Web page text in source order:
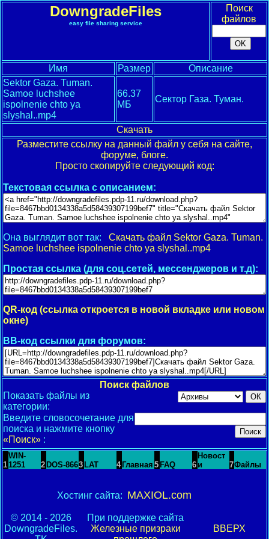
DowngradeFiles
easy file sharing service
Поиск
файлов
Имя Размер
Описание
Sektor Gaza. Tuman.
Samoe luchshee
ispolnenie chto ya
slyshal..mp4
66.37
МБ
Сектор Газа. Туман.
Скачать
Разместите ссылку на данный файл у себя на сайте,
форуме, блоге.
Просто скопируйте следующий код:
Текстовая ссылка с описанием:
Она выглядит вот так: Скачать файл Sektor Gaza. Tuman.
Samoe luchshee ispolnenie chto ya slyshal..mp4
Простая ссылка (для соц.сетей, мессенджеров и т.д):
QR-код (ссылка откроется в новой вкладке или новом
окне)
BB-код ссылки для форумов:
Поиск файлов
Показать файлы из
категории:
Введите словосочетание для
поиска и нажмите кнопку
«Поиск» :
1
WIN-
1251
2 DOS-8663 LAT 4 Главная 5 FAQ 6
Новост
и
7Файлы
Хостинг сайта: MAXIOL.com
© 2014 - 2026
DowngradeFiles.
При поддержке сайта
Железные призраки
ВВЕРХ